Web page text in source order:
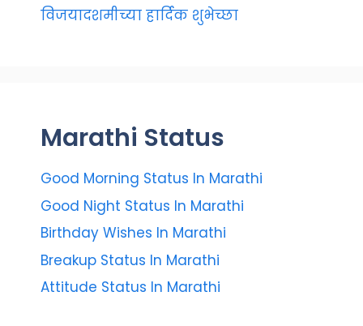
विजयादशमीच्या हार्दिक शुभेच्छा
Marathi Status
Good Morning Status In Marathi
Good Night Status In Marathi
Birthday Wishes In Marathi
Breakup Status In Marathi
Attitude Status In Marathi